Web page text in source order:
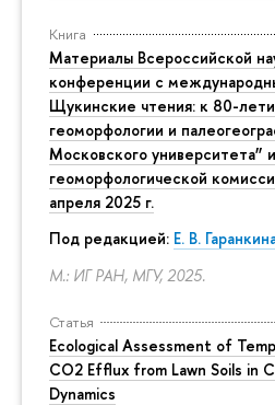
Книга
Материалы Всероссийской
конференции с
Щукинские чтения: к 80-
геоморфологии и
Московского университета”
геоморфологической
апреля 2025 г.
Под редакцией: Е. В.
М.: ИГ РАН, МГУ, 2025.
Статья
Ecological Assessment of
CO2 Efflux from Lawn Soils in
Dynamics